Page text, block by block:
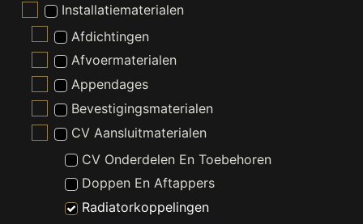
Installatiematerialen
Afdichtingen
Afvoermaterialen
Appendages
Bevestigingsmaterialen
CV Aansluitmaterialen
CV Onderdelen En Toebehoren
Doppen En Aftappers
Radiatorkoppelingen